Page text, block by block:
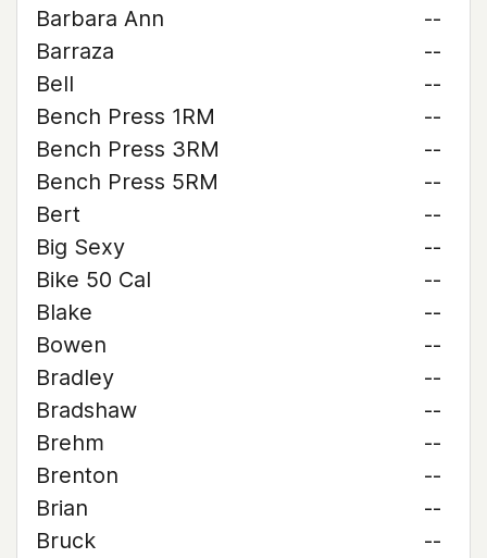
Barbara Ann
--
Barraza
--
Bell
--
Bench Press 1RM
--
Bench Press 3RM
--
Bench Press 5RM
--
Bert
--
Big Sexy
--
Bike 50 Cal
--
Blake
--
Bowen
--
Bradley
--
Bradshaw
--
Brehm
--
Brenton
--
Brian
--
Bruck
--